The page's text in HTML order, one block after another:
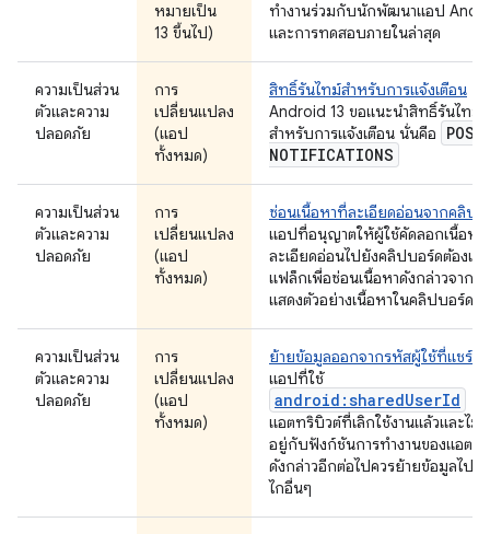
หมายเป็น
13 ขึ้นไป)
ทำงานร่วมกับนักพัฒนาแอป
และการทดสอบภายในล่าสุด
ความเป็นส่วน
ตัวและความ
ปลอดภัย
การ
เปลี่ยนแปลง
(แอป
ทั้งหมด)
สิทธิ์รันไทม์สำหรับการแจ้งเตือน
Android 13 ขอแนะนำสิทธิ์รันไทม์
สำหรับการแจ้งเตือน นั่นคือ
POST
NOTIFICATIONS
ความเป็นส่วน
ตัวและความ
ปลอดภัย
การ
เปลี่ยนแปลง
(แอป
ทั้งหมด)
ซ่อนเนื้อหาที่ละเอียดอ่อนจากคลิป
แอปที่อนุญาตให้ผู้ใช้คัดลอกเนื้อหา
ละเอียดอ่อนไปยังคลิปบอร์ดต้องเพิ่
แฟล็กเพื่อซ่อนเนื้อหาดังกล่าวจากก
แสดงตัวอย่างเนื้อหาในคลิปบอร์ด
ความเป็นส่วน
ตัวและความ
ปลอดภัย
การ
เปลี่ยนแปลง
(แอป
ทั้งหมด)
ย้ายข้อมูลออกจากรหัสผู้ใช้ที่แชร์
แอปที่ใช้
android:sharedUserId
แอตทริบิวต์ที่เลิกใช้งานแล้วและไม่
อยู่กับฟังก์ชันการทำงานของแอตท
ดังกล่าวอีกต่อไปควรย้ายข้อมูลไปยั
ไกอื่นๆ